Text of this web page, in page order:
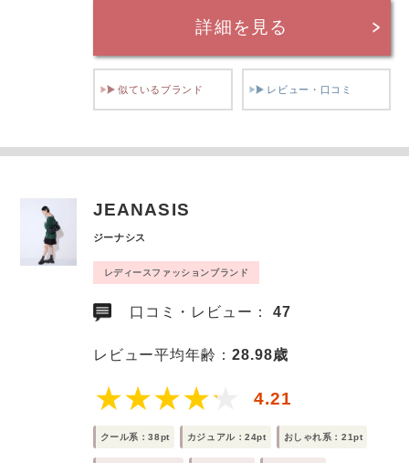
詳細を見る
似ているブランド レビュー・口コミ
JEANASIS
ジーナシス
レディースファッションブランド
口コミ・レビュー：47
レビュー平均年齢：28.98歳
4.21
クール系：38pt カジュアル：24pt おしゃれ系：21pt